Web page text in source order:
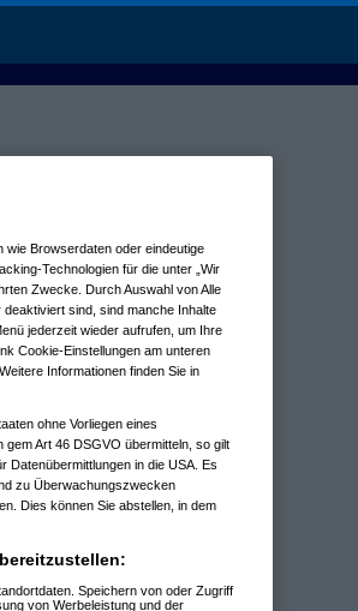
Browserdaten oder eindeutige
Technologien für die unter „Wir
Zwecke. Durch Auswahl von Alle
sind, sind manche Inhalte
jederzeit wieder aufrufen, um Ihre
Cookie-Einstellungen am unteren
Informationen finden Sie in
ohne Vorliegen eines
Art 46 DSGVO übermitteln, so gilt
Datenübermittlungen in die USA. Es
zu Überwachungszwecken
Dies können Sie abstellen, in dem
Speichern von oder Zugriff
von Werbeleistung und der